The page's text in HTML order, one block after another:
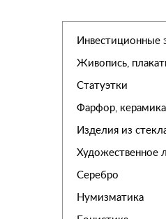
Инвестиционные
Живопись,
Статуэтки
Фарфор, керамика
Изделия из
Художественное
Серебро
Нумизматика